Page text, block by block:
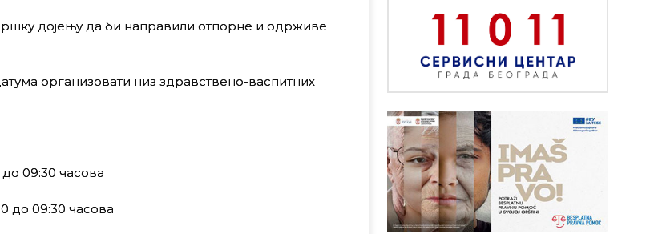
дојењу да би направили отпорне и одрживе
организовати низ здравствено-васпитних
09:30 часова
до 09:30 часова